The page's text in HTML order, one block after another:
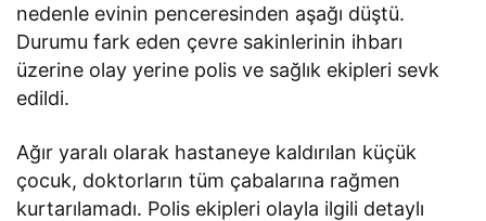
nedenle evinin penceresinden aşağı düştü.
Durumu fark eden çevre sakinlerinin ihbarı
üzerine olay yerine polis ve sağlık ekipleri sevk
edildi.
Ağır yaralı olarak hastaneye kaldırılan küçük
çocuk, doktorların tüm çabalarına rağmen
kurtarılamadı. Polis ekipleri olayla ilgili detaylı